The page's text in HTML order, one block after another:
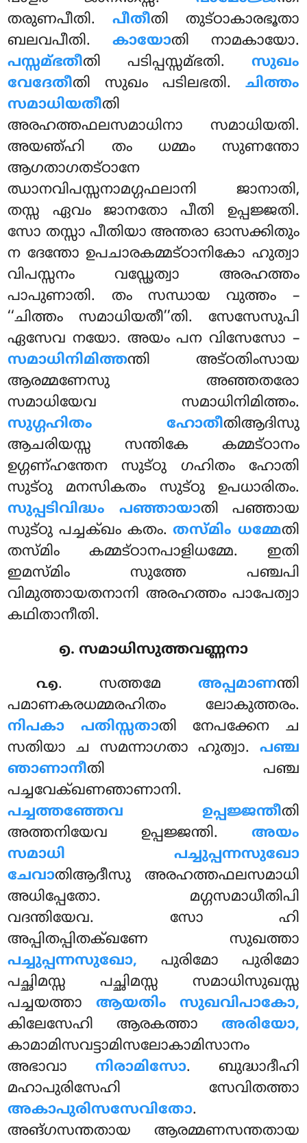
തരുണപീതി. പീതീതി തുട്ഠാകാരഭൂതാ
ബലവപീതി. കായോതി നാമകായോ.
പസ്സമ്ഭതീതി പടിപ്പസ്സമ്ഭതി. സുഖം
വേദേതീതി സുഖം പടിലഭതി. ചിത്തം
സമാധിയതീതി
അരഹത്തഫലസമാധിനാ സമാധിയതി.
അയഞ്ഹി തം ധമ്മം സുണന്തോ
ആഗതാഗതട്ഠാനേ
ഝാനവിപസ്സനാമഗ്ഗഫലാനി ജാനാതി,
തസ്സ ഏവം ജാനതോ പീതി ഉപ്പജ്ജതി.
സോ തസ്സാ പീതിയാ അന്തരാ ഓസക്കിതും
ന ദേന്തോ ഉപചാരകമ്മട്ഠാനികോ ഹുത്വാ
വിപസ്സനം വഡ്ഢേത്വാ അരഹത്തം
പാപുണാതി. തം സന്ധായ വുത്തം –
‘‘ചിത്തം സമാധിയതീ’’തി. സേസേസുപി
ഏസേവ നയോ. അയം പന വിസേസോ –
സമാധിനിമിത്തന്തി അട്ഠതിംസായ
ആരമ്മണേസു അഞ്ഞതരോ
സമാധിയേവ സമാധിനിമിത്തം.
സുഗ്ഗഹിതം
ഹോതീതിആദിസു
ആചരിയസ്സ സന്തികേ കമ്മട്ഠാനം
ഉഗ്ഗണ്ഹന്തേന സുട്ഠു ഗഹിതം ഹോതി
സുട്ഠു മനസികതം സുട്ഠു ഉപധാരിതം.
സുപ്പടിവിദ്ധം പഞ്ഞായാതി പഞ്ഞായ
സുട്ഠു പച്ചക്ഖം കതം.തസ്മിം ധമ്മേതി
തസ്മിം കമ്മട്ഠാനപാളിധമ്മേ. ഇതി
ഇമസ്മിം സുത്തേ പഞ്ചപി
വിമുത്തായതനാനി അരഹത്തം പാപേത്വാ
കഥിതാനീതി.
൭. സമാധിസുത്തവണ്ണനാ
൨൭. സത്തമേ അപ്പമാണന്തി
പമാണകരധമ്മരഹിതം ലോകുത്തരം.
നിപകാ പതിസ്സതാതി നേപക്കേന ച
സതിയാ ച സമന്നാഗതാ ഹുത്വാ. പഞ്ച
ഞാണാനീതി പഞ്ച
പച്ചവേക്ഖണഞാണാനി.
പച്ചത്തഞ്ഞേവ ഉപ്പജ്ജന്തീതി
അത്തനിയേവ ഉപ്പജ്ജന്തി. അയം
സമാധി പച്ചുപ്പന്നസുഖോ
ചേവാതിആദീസു അരഹത്തഫലസമാധി
അധിപ്പേതോ. മഗ്ഗസമാധീതിപി
വദന്തിയേവ. സോ ഹി
അപ്പിതപ്പിതക്ഖണേ സുഖത്താ
പച്ചുപ്പന്നസുഖോ, പുരിമോ പുരിമോ
പച്ഛിമസ്സ പച്ഛിമസ്സ സമാധിസുഖസ്സ
പച്ചയത്താ ആയതിം സുഖവിപാകോ,
കിലേസേഹി ആരകത്താ അരിയോ,
കാമാമിസവട്ടാമിസലോകാമിസാനം
അഭാവാ നിരാമിസോ. ബുദ്ധാദീഹി
മഹാപുരിസേഹി സേവിതത്താ
അകാപുരിസസേവിതോ.
അങ്ഗസന്തതായ ആരമ്മണസന്തതായ